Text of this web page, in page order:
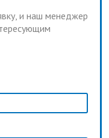
и наш менеджер